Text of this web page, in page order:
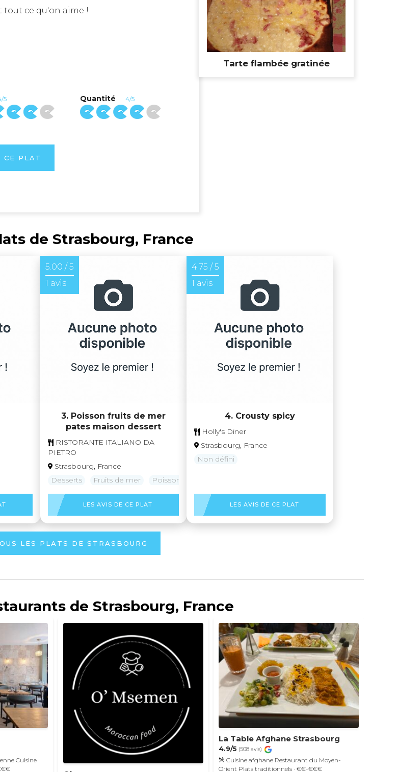
tout ce qu'on aime !
5 Quantité 4/5
CE PLAT
Tarte flambée gratinée
de Strasbourg, France
5.00 / 5
1 avis
3. Poisson fruits de mer
pates maison dessert
RISTORANTE ITALIANO DA
PIETRO
Strasbourg, France
Desserts
Fruits de mer Poissons
LES AVIS DE CE PLAT
4.75 / 5
1 avis
4. Crousty spicy
Holly's Diner
Strasbourg, France
Non défini
LES AVIS DE CE PLAT
LES PLATS DE STRASBOURG
de Strasbourg, France
Cuisine
La Table Afghane Strasbourg
4.9/5 (508 avis)
Cuisine afghane Restaurant du Moyen-
Orient Plats traditionnels· €€-€€€